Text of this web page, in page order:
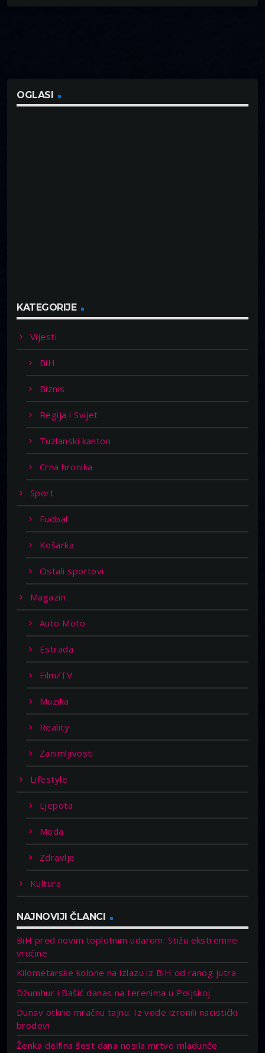
OGLASI
KATEGORIJE
Vijesti
BiH
Biznis
Regija i Svijet
Tuzlanski kanton
Crna hronika
Sport
Fudbal
Košarka
Ostali sportovi
Magazin
Auto Moto
Estrada
Film/TV
Muzika
Reality
Zanimljivosti
Lifestyle
Ljepota
Moda
Zdravlje
Kultura
NAJNOVIJI ČLANCI
BiH pred novim toplotnim udarom: Stižu ekstremne
vrućine
Kilometarske kolone na izlazu iz BiH od ranog jutra
Džumhur i Bašić danas na terenima u Poljskoj
Dunav otkrio mračnu tajnu: Iz vode izronili nacistički
brodovi
Ženka delfina šest dana nosila mrtvo mladunče